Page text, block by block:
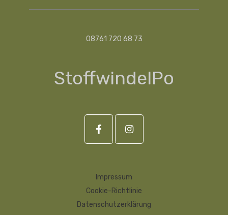
08761 720 68 73
StoffwindelPo
Impressum
Cookie-Richtlinie
Datenschutzerklärung